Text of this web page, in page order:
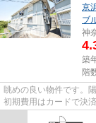
京
ブ
神
築
階
眺めの良い物件です。
初期費用はカードで決
となら、地域に密着した